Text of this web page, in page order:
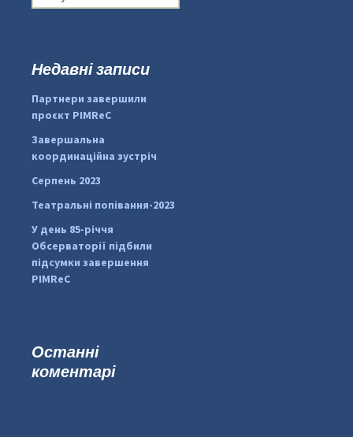
#PipIvanToday
pimrec_project
о
:Недавні записи
Партнери завершили
проєкт PIMReC
Завершальна
координаційна зустріч
Серпень 2023
Театральні попівання-2023
У день 85-річчя
Обсерваторії підбили
підсумки завершення
PIMReC
Останні
коментарі